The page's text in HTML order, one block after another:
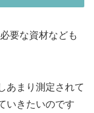
要な資材なども
あまり測定されて
いきたいのです